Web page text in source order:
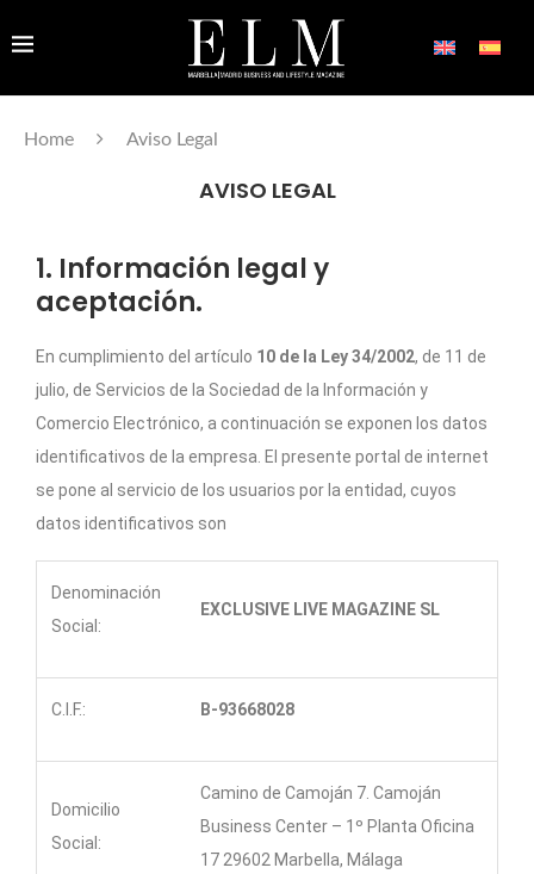
Home Aviso Legal
AVISO LEGAL
1. Información legal y
aceptación.
En cumplimiento del artículo 10 de la Ley 34/2002, de 11 de
julio, de Servicios de la Sociedad de la Información y
Comercio Electrónico, a continuación se exponen los datos
identificativos de la empresa. El presente portal de internet
se pone al servicio de los usuarios por la entidad, cuyos
datos identificativos son
Denominación
Social:
EXCLUSIVE LIVE MAGAZINE SL
C.I.F.: B-93668028
Domicilio
Social:
Camino de Camoján 7. Camoján
Business Center – 1º Planta Oficina
17 29602 Marbella, Málaga